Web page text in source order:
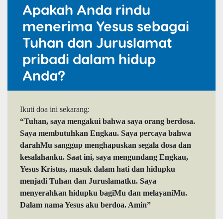
Apakah Anda rindu
menerima Yesus sebagai
Tuhan dan Juruslamat
pribadi dalam hidup
Anda?
Ikuti doa ini sekarang:
“Tuhan, saya mengakui bahwa saya orang berdosa.
Saya membutuhkan Engkau. Saya percaya bahwa
darahMu sanggup menghapuskan segala dosa dan
kesalahanku. Saat ini, saya mengundang Engkau,
Yesus Kristus, masuk dalam hati dan hidupku
menjadi Tuhan dan Juruslamatku. Saya
menyerahkan hidupku bagiMu dan melayaniMu.
Dalam nama Yesus aku berdoa. Amin”